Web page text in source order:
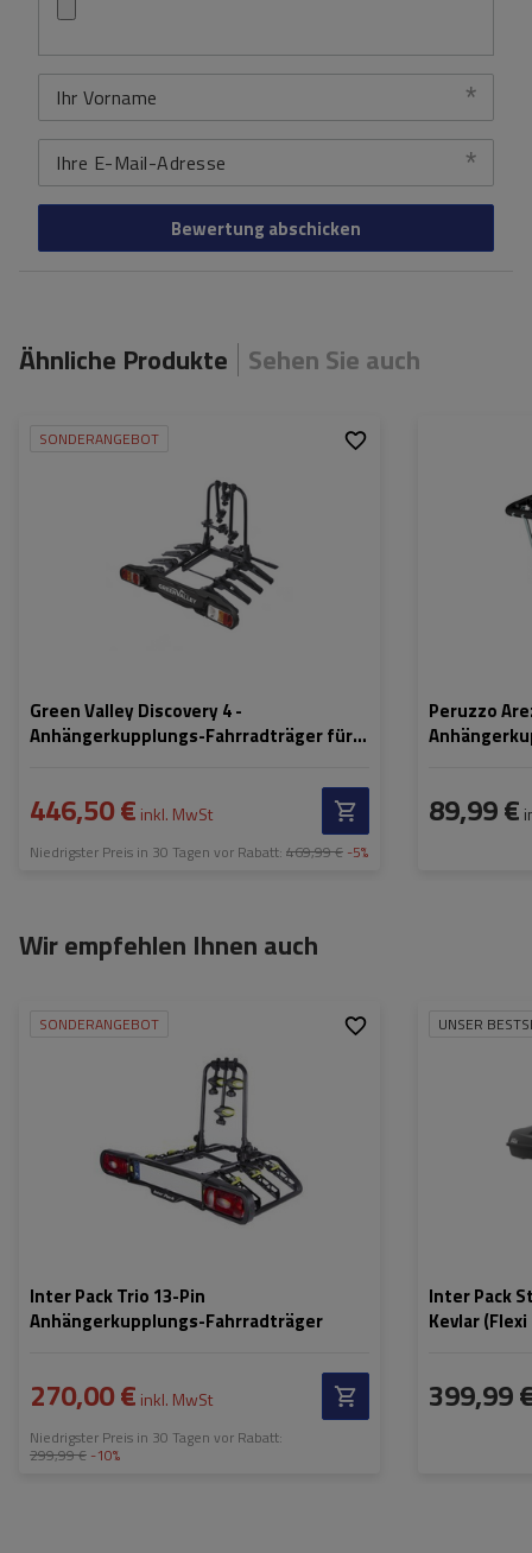
Ihr Vorname
Ihre E-Mail-Adresse
Bewertung abschicken
Ähnliche Produkte Sehen Sie auch
SONDERANGEBOT
Green Valley Discovery 4 -
Anhängerkupplungs-Fahrradträger für 4
446,50 € inkl. MwSt
Niedrigster Preis in 30 Tagen vor Rabatt: 469,99 € -5%
30 kg
Fahrradträgers:
60 kg
Max. Radabstand:
1200 mm
19 cm
Peruzzo
89,99 €
Fahrradgewicht:
Nutzlast der
Wir empfehlen Ihnen auch
SONDERANGEBOT
Inter Pack Trio 13-Pin
Anhängerkupplungs-Fahrradträger
270,00 € inkl. MwSt
Niedrigster Preis in 30 Tagen vor Rabatt:
299,99 € -10%
15 kg
Fahrradträgers:
45 kg
Abstand zwischen den
1140 mm
UNSER
Inter Pack
Kevlar
399,99